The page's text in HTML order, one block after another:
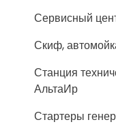
Сервисный
Скиф,
Станция
АльтаИр
Стартеры